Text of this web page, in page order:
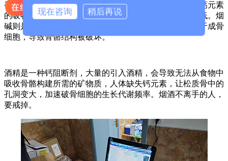
香烟中含有大量的尼古丁和烟碱，尼古丁会阻碍人体对钙元素
的吸收，骨骼长期无法吸收到足够的钙，骨密度就会降低。烟
碱则是会抑制成骨细胞的生长和代谢，使得破骨细胞多于成骨
细胞，导致骨骼结构被破坏。
酒精是一种钙阻断剂，大量的引入酒精，会导致无法从食物中
吸收骨骼构建所需的矿物质，人体缺失钙元素，让松质骨中的
孔洞变大，加速破骨细胞的生长代谢频率。烟酒不离手的人，
要戒掉。
现在咨询 稍后再说